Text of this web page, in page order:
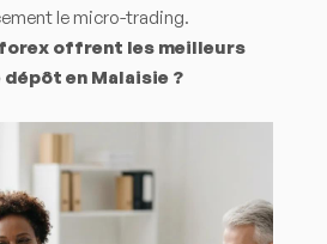
le micro-trading.
offrent les meilleurs
en Malaisie ?